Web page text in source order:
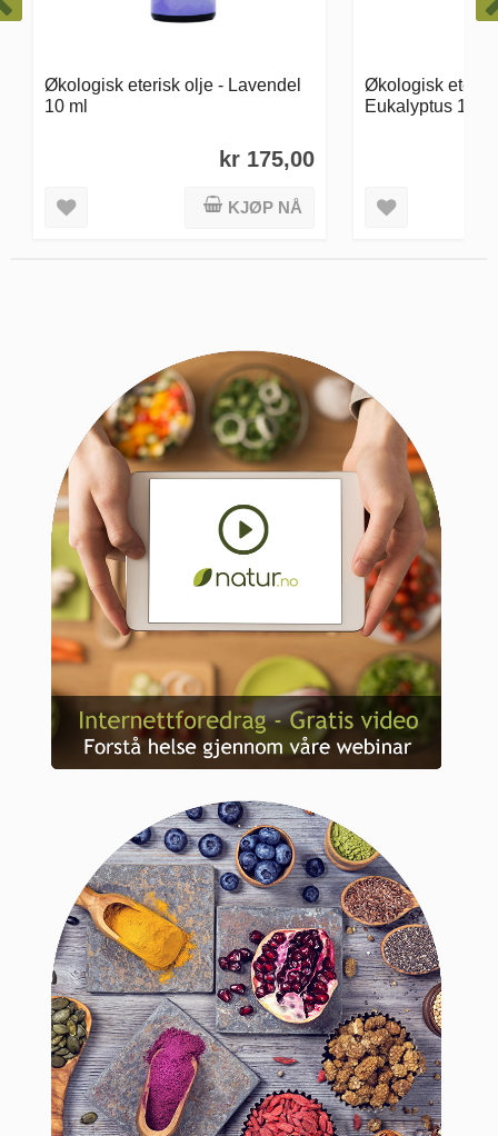
Økologisk eterisk olje -
Eukalyptus 10 ml
kr 150,00
KJØP NÅ
Økologisk
10 ml